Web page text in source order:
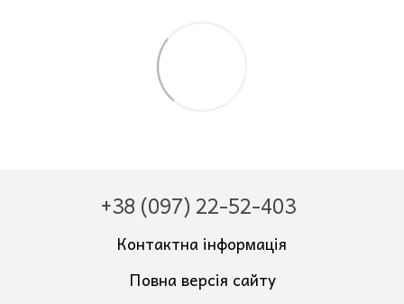
+38 (097) 22-52-403
Контактна інформація
Повна версія сайту